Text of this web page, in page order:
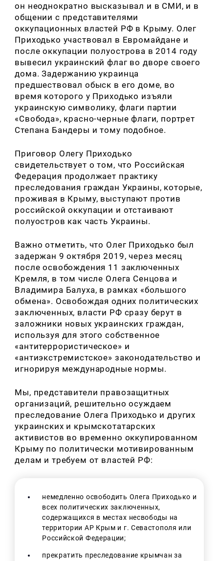
он неоднократно высказывал и в СМИ, и в
общении с представителями
оккупационных властей РФ в Крыму. Олег
Приходько участвовал в Евромайдане и
после оккупации полуострова в 2014 году
вывесил украинский флаг во дворе своего
дома. Задержанию украинца
предшествовал обыск в его доме, во
время которого у Приходько изъяли
украинскую символику, флаги партии
«Свобода», красно-черные флаги, портрет
Степана Бандеры и тому подобное.
Приговор Олегу Приходько
свидетельствует о том, что Российская
Федерация продолжает практику
преследования граждан Украины, которые,
проживая в Крыму, выступают против
российской оккупации и отстаивают
полуостров как часть Украины.
Важно отметить, что Олег Приходько был
задержан 9 октября 2019, через месяц
после освобождения 11 заключенных
Кремля, в том числе Олега Сенцова и
Владимира Балуха, в рамках «большого
обмена». Освобождая одних политических
заключенных, власти РФ сразу берут в
заложники новых украинских граждан,
используя для этого собственное
«антитеррористическое» и
«антиэкстремистское» законодательство и
игнорируя международные нормы.
Мы, представители правозащитных
организаций, решительно осуждаем
преследование Олега Приходько и других
украинских и крымскотатарских
активистов во временно оккупированном
Крыму по политически мотивированным
делам и требуем от властей РФ:
немедленно освободить Олега Приходько и
всех политических заключенных,
содержащихся в местах несвободы на
территории АР Крым и г. Севастополя или
Российской Федерации;
прекратить преследование крымчан за